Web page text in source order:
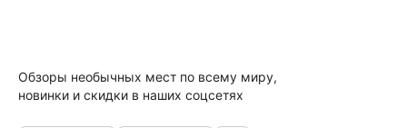
Обзоры необычных мест по всему миру,
новинки и скидки в наших соцсетях